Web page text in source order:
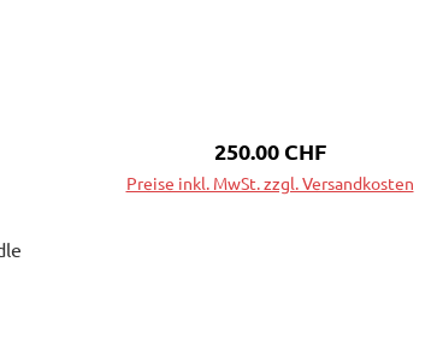
Regulärer Preis:
250.00 CHF
Preise inkl. MwSt. zzgl. Versandkosten